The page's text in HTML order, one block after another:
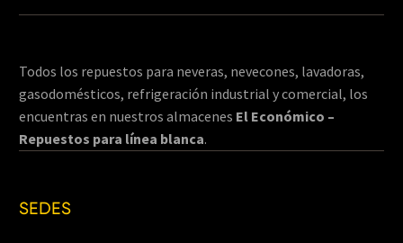
Todos los repuestos para neveras, nevecones, lavadoras,
gasodomésticos, refrigeración industrial y comercial, los
encuentras en nuestros almacenes El Económico –
Repuestos para línea blanca.
SEDES